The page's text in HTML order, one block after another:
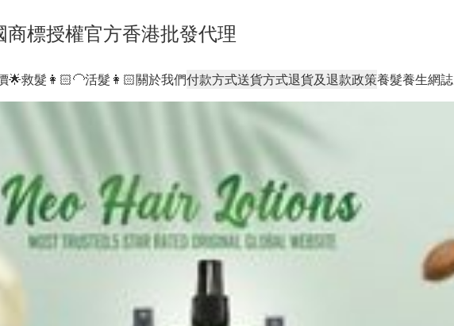
商標授權官方香港批發代理
🌟救髮👩🏻‍🦲活髮👩🏻關於我們付款方式送貨方式退貨及退款政策養髮養生網誌